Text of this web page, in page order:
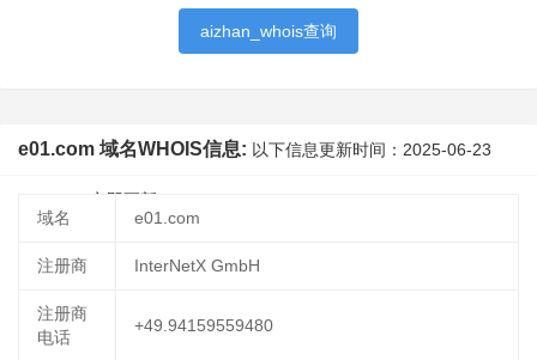
aizhan_whois查询
e01.com 域名WHOIS信息: 以下信息更新时间： 2025-06-23
立即更新
域名
e01.com
注册商 InterNetX GmbH
注册商
电话
+49.94159559480